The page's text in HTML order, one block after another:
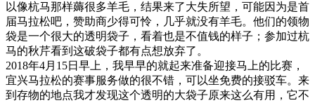
以像杭马那样薅很多羊毛，结果来了大失所望，可能因为是首
届马拉松吧，赞助商少得可怜，几乎就没有羊毛。他们的领物
袋是一个很大的透明袋子，看着也是不值钱的样子；参加过杭
马的秋芹看到这破袋子都有点想放弃了。
2018年4月15日早上，我早早的就起来准备迎接马上的比赛，
宜兴马拉松的赛事服务做的很不错，可以坐免费的接驳车。来
到存物的地点我才发现这个透明的大袋子原来这么有用，它不